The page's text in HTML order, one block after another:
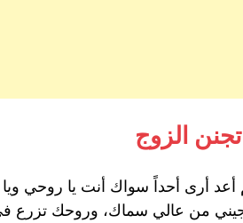
الزوج
أعد أرى أحداً سواك أنت يا روحي
من عالي سماك، وروحك